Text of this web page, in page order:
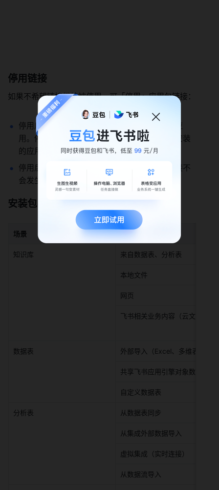
停用链接
停用后，用户即使获得了该链接，也无法安装应
用。停用安装链接不会影响之前已经通过链接安装
的应用。
停用后，仍然可以重新启用。重新启用后，链接不
会发生变化。
安装包导入内容
场景 细分数据
知识库 来自数据表、分析表
本地文件
网页
飞书相关业务内容（云文档、
数据表 外部导入（Excel、多维表格）
共享飞书应用引擎对象数据
自定义数据表
分析表 从数据表同步
从集成外部数据导入
虚拟集成（实时连接）
从数据流导入